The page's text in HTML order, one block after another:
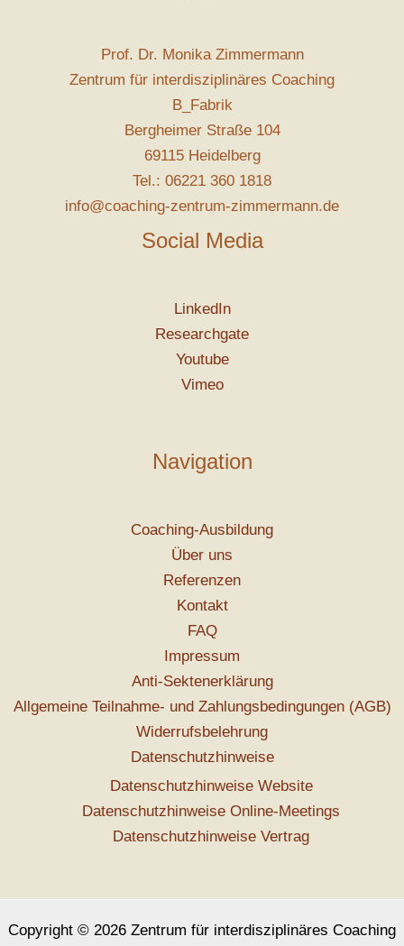
Prof. Dr. Monika Zimmermann
Zentrum für interdisziplinäres Coaching
B_Fabrik
Bergheimer Straße 104
69115 Heidelberg
Tel.: 06221 360 1818
info@coaching-zentrum-zimmermann.de
Social Media
LinkedIn
Researchgate
Youtube
Vimeo
Navigation
Coaching-Ausbildung
Über uns
Referenzen
Kontakt
FAQ
Impressum
Anti-Sektenerklärung
Allgemeine Teilnahme- und Zahlungsbedingungen (AGB)
Widerrufsbelehrung
Datenschutzhinweise
Datenschutzhinweise Website
Datenschutzhinweise Online-Meetings
Datenschutzhinweise Vertrag
Copyright © 2026 Zentrum für interdisziplinäres Coaching